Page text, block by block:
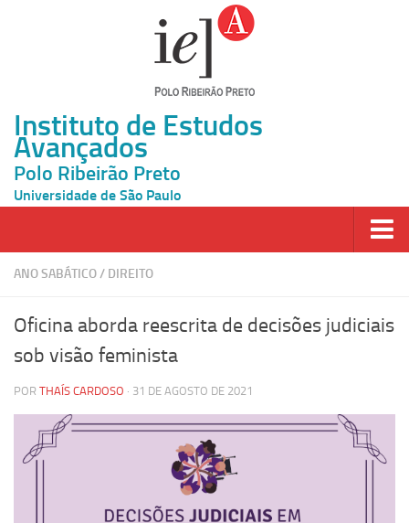
Instituto de Estudos
Avançados
Polo Ribeirão Preto
Universidade de São Paulo
Página Inicial
Inscrição
Pesquisa
ANO SABÁTICO/ DIREITO
Oficina aborda reescrita de decisões judiciais
sob visão feminista
POR THAÍS CARDOSO · 31 DE AGOSTO DE 2021